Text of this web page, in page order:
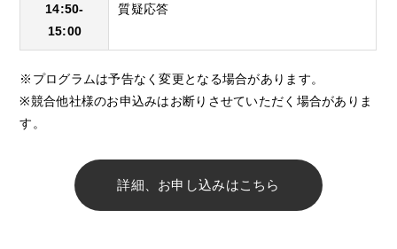
14:50-
15:00
質疑応答
※プログラムは予告なく変更となる場合があります。
※競合他社様のお申込みはお断りさせていただく場合がありま
す。
詳細、お申し込みはこちら